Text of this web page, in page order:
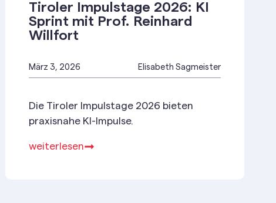
Tiroler Impulstage 2026: KI
Sprint mit Prof. Reinhard
Willfort
März 3, 2026 Elisabeth Sagmeister
Die Tiroler Impulstage 2026 bieten
praxisnahe KI-Impulse.
weiterlesen